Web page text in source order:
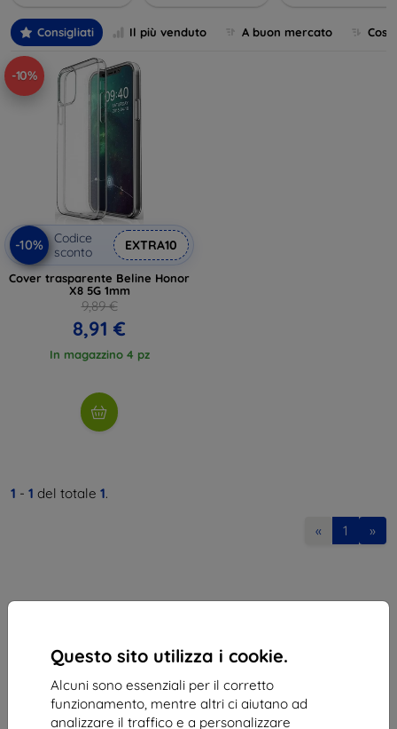
Questo sito utilizza i cookie.
Alcuni sono essenziali per il corretto
funzionamento, mentre altri ci aiutano ad
analizzare il traffico e a personalizzare
Consigliati Il più venduto A buon mercato
-10%
-10%
Codice
sconto
EXTRA10
Cover trasparente Beline Honor
X8 5G 1mm
9,89 €
8,91 €
In magazzino 4 pz
1 - 1 del totale 1.
« 1 »
Shield-Sk s.r.o.
Via Rudolfa Mocka 3750/2A
841 04 Bratislava